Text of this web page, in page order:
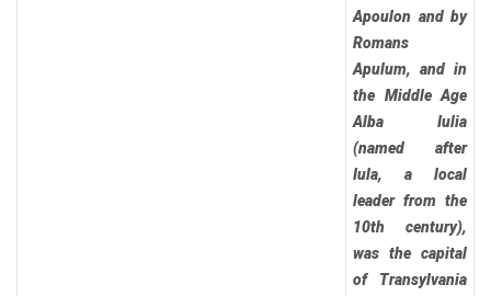
Apoulon and by
Romans
Apulum, and in
the Middle Age
Alba Iulia
(named after
Iula, a local
leader from the
10th century),
was the capital
of Transylvania